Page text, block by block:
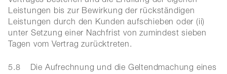
Leistungen bis zur Bewirkung der rückständigen
Leistungen durch den Kunden aufschieben oder (ii)
unter Setzung einer Nachfrist von zumindest sieben
Tagen vom Vertrag zurücktreten.
5.8 Die Aufrechnung und die Geltendmachung eines